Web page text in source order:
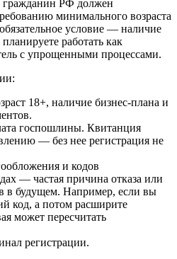
гражданин РФ должен
минимального возраста
условие — наличие
работать как
с упрощенными процессами.
18+, наличие бизнес-плана и
госпошлины. Квитанция
— без нее регистрация не
и кодов
— частая причина отказа или
в будущем. Например, если вы
код, а потом расширите
может пересчитать
регистрации.